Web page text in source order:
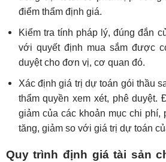
điểm thẩm định giá.
Kiểm tra tính pháp lý, đúng đắn
với quyết định mua sắm được
duyệt cho đơn vị, cơ quan đó.
Xác định giá trị dự toán gói thầu
thẩm quyền xem xét, phê duyệt.
giảm của các khoản mục chi phí,
tăng, giảm so với giá trị dự toán
Quy trình định giá tài sản